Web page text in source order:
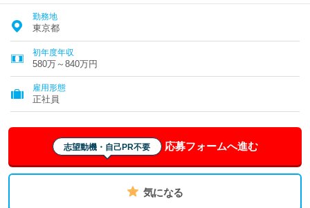
勤務地
東京都
初年度年収
580万～840万円
雇用形態
正社員
志望動機・自己PR不要 応募フォームへ進む
気になる